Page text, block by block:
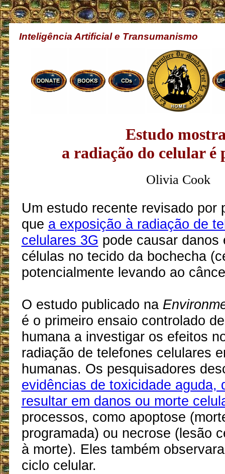
Inteligência Artificial e Transumanismo
Estudo
a radiação do celular
Olivia Cook
Um estudo recente revisado por
que a exposição à radiação de
celulares 3G pode causar danos
células no tecido da bochecha
potencialmente levando ao
O estudo publicado na
é o primeiro ensaio controlado
humana a investigar os efeitos
radiação de telefones celulares
humanas. Os pesquisadores
evidências de toxicidade aguda,
resultar em danos ou morte
processos, como apoptose
programada) ou necrose (lesão
à morte). Eles também
ciclo celular.